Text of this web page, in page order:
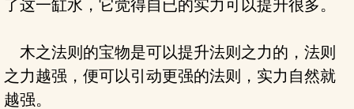
了这一缸水，它觉得自已的实力可以提升很多。
木之法则的宝物是可以提升法则之力的，法则
之力越强，便可以引动更强的法则，实力自然就
越强。